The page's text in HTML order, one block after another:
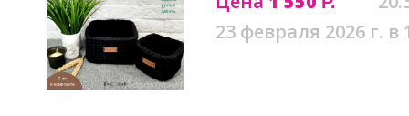
23 февраля 2026 г. в